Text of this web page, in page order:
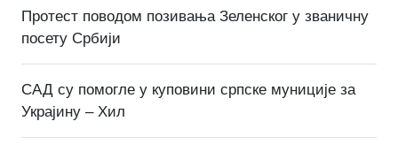
Протест поводом позивања Зеленског у званичну
посету Србији
САД су помогле у куповини српске муниције за
Украјину – Хил